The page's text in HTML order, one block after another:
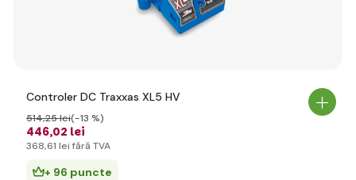
Controler DC Traxxas XL5 HV
446,02 lei
514,25 lei(-13 %)
368,61 lei fără TVA
+ 96 puncte